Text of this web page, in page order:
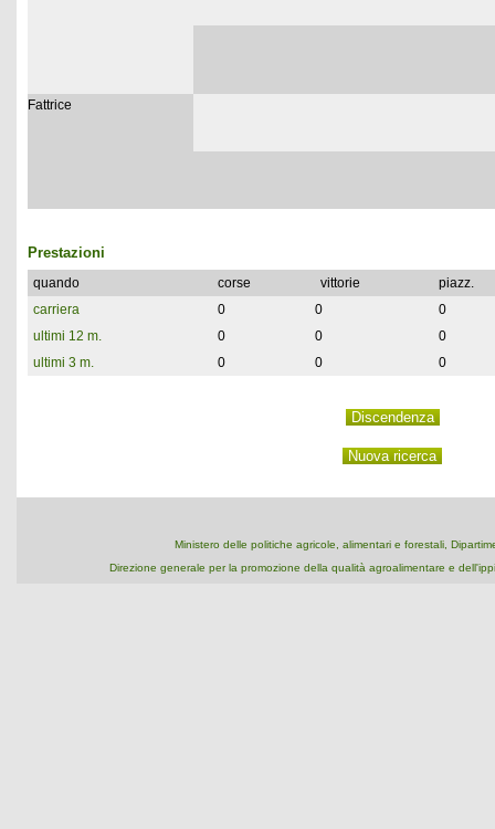
Fattrice
Prestazioni
quando corse vittorie
piazz.
carriera
0 0
0
ultimi 12 m.
0 0
0
ultimi 3 m.
0 0 0
Ministero delle politiche agricole, alimentari e forestali,
Direzione generale per la promozione della qualità agroalimentare e